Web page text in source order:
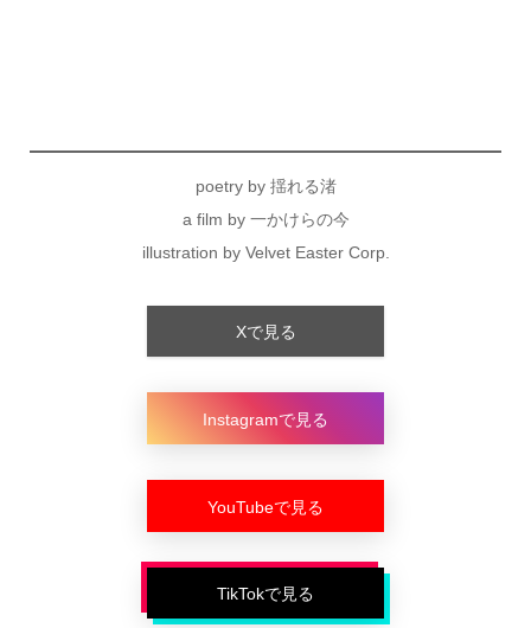
poetry by 揺れる渚
a film by 一かけらの今
illustration by Velvet Easter Corp.
Xで見る
Instagramで見る
YouTubeで見る
TikTokで見る